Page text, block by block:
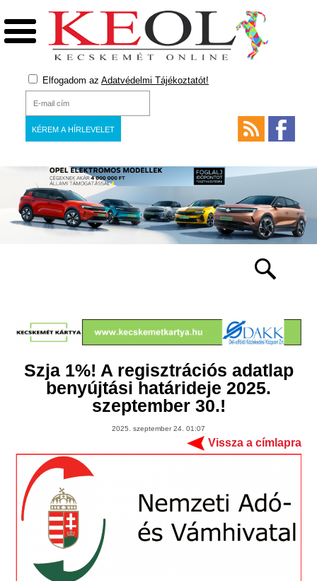
Elfogadom az Adatvédelmi Tájékoztatót!
Szja 1%! A regisztrációs adatlap
benyújtási határideje 2025.
szeptember 30.!
2025. szeptember 24. 01:07
Vissza a címlapra